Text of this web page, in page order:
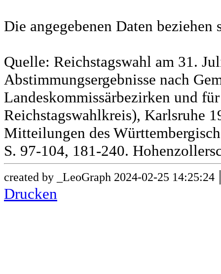
Die angegebenen Daten
Quelle: Reichstagswahl am 31.
Abstimmungsergebnisse nach
Landeskommissärbezirken und
Reichstagswahlkreis), Karlsruhe
Mitteilungen des
S. 97-104, 181-240.
created by _LeoGraph 2024-02-25 14:25:24
Drucken